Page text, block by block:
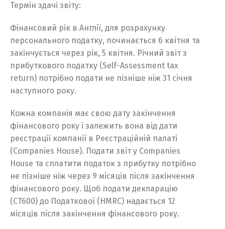
Термін здачі звіту:
Фінансовий рік в Англії, для розрахунку
персонального податку, починається 6 квітня та
закінчується через рік, 5 квітня. Річний звіт з
прибуткового податку (Self-Assessment tax
return) потрібно подати не пізніше ніж 31 січня
наступного року.
Кожна компанія має свою дату закінчення
фінансового року і залежить вона від дати
реєстрації компанії в Реєстраційній палаті
(Companies House). Подати звіт у Companies
House та сплатити податок з прибутку потрібно
не пізніше ніж через 9 місяців після закінчення
фінансового року. Щоб подати декларацію
(CT600) до Податкової (HMRC) надається 12
місяців після закінчення фінансового року.